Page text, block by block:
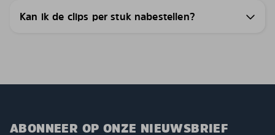
Kan ik de clips per stuk nabestellen?
ABONNEER OP ONZE NIEUWSBRIEF